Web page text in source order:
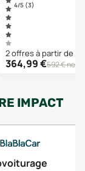
4/5 (3)
2offresà partir de :
364,99€592€ neuf
IMPACT